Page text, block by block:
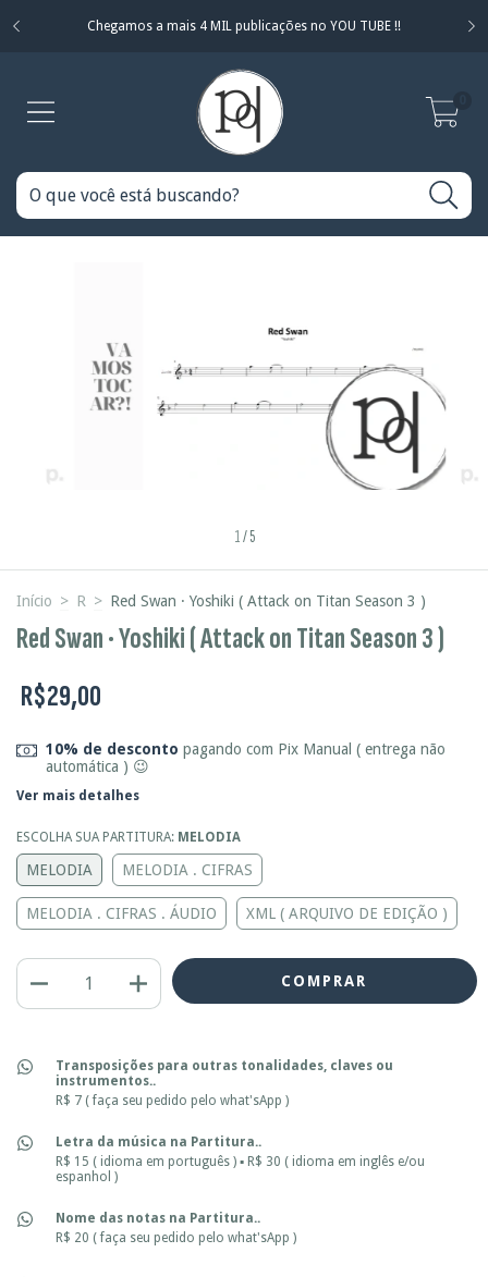
Chegamos a mais 4 MIL publicações no YOU TUBE !!
1/5
Início > R > Red Swan · Yoshiki ( Attack on Titan Season 3 )
Red Swan · Yoshiki ( Attack on Titan Season 3 )
R$29,00
10% de desconto pagando com Pix Manual ( entrega não
automática ) 😉
Ver mais detalhes
ESCOLHA SUA PARTITURA: MELODIA
MELODIA MELODIA . CIFRAS
MELODIA . CIFRAS . ÁUDIO XML ( ARQUIVO DE EDIÇÃO )
Transposições para outras tonalidades, claves ou
instrumentos..
R$ 7 ( faça seu pedido pelo what'sApp )
Letra da música na Partitura..
R$ 15 ( idioma em português ) ▪ R$ 30 ( idioma em inglês e/ou
espanhol )
Nome das notas na Partitura..
R$ 20 ( faça seu pedido pelo what'sApp )